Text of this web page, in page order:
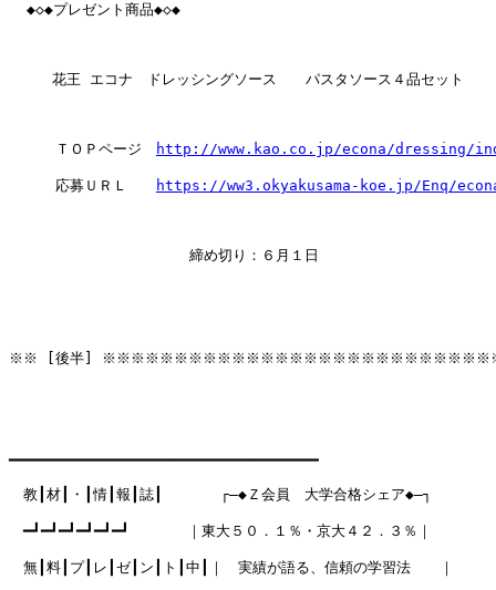
  ◆◇◆プレゼント商品◆◇◆
花王 エコナ　ドレッシングソース　　パスタソース４品セット
ＴＯＰページ http://www.kao.co.jp/econa/dressing/
応募ＵＲＬ https://ww3.okyakusama-koe.jp/Enq/
締め切り：６月１日
※※ [後半]
━━━━━━━━━━━━━━━━━━━━━━━━━━━━━━━━━━━
教┃材┃・┃情┃報┃誌┃　　　　┌―◆Ｚ会員　大学合格シェア◆―┐
━┛━┛━┛━┛━┛━┛　　　　｜東大５０．１％・京大４２．３％｜
無┃料┃プ┃レ┃ゼ┃ン┃ト┃中┃｜　実績が語る、信頼の学習法　　｜